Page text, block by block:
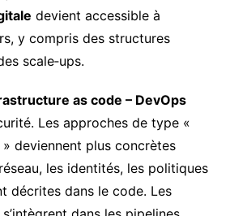
devient accessible à
y compris des structures
scale‑ups.
as code – DevOps
Les approches de type «
deviennent plus concrètes
les identités, les politiques
décrites dans le code. Les